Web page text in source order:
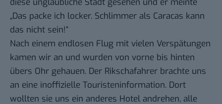
diese unglaubliche Stadt gesehen und er meinte
„Das packe ich locker. Schlimmer als Caracas kann
das nicht sein!“
Nach einem endlosen Flug mit vielen Verspätungen
kamen wir an und wurden von vorne bis hinten
übers Ohr gehauen. Der Rikschafahrer brachte uns
an eine inoffizielle Touristeninformation. Dort
wollten sie uns ein anderes Hotel andrehen, alle